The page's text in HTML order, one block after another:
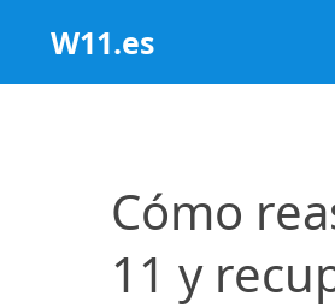
contenido
W11.es
Cómo
11 y